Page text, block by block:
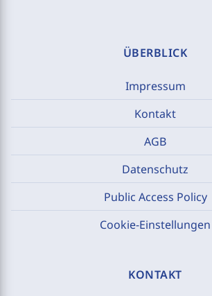
ÜBERBLICK
Impressum
Kontakt
AGB
Datenschutz
Public Access Policy
Cookie-Einstellungen
KONTAKT